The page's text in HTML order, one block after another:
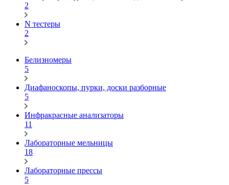
2
N тестеры
2
Белизномеры
5
Диафаноскопы, пурки, доски разборные
5
Инфракрасные анализаторы
11
Лабораторные мельницы
18
Лабораторные прессы
5